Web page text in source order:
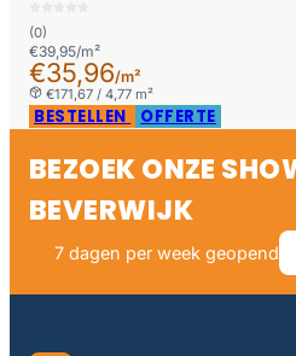
(0)
€39,95/m²
€35,96/m²
€171,67 / 4,77 m²
BESTELLEN OFFERTE
BEZOEK ONZE
BEVERWIJK
7 dagen per week geopend